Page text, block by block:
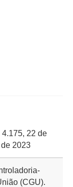
4.175, 22 de
2023
(CGU).